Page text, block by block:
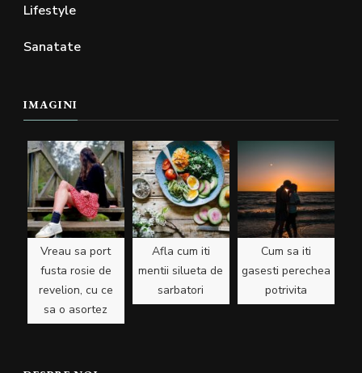
Lifestyle
Sanatate
IMAGINI
Vreau sa port
fusta rosie de
revelion, cu ce
sa o asortez
Afla cum iti
mentii silueta de
sarbatori
Cum sa iti
gasesti perechea
potrivita